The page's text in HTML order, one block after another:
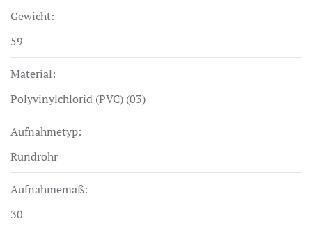
Gewicht:
59
Material:
Polyvinylchlorid (PVC) (03)
Aufnahmetyp:
Rundrohr
Aufnahmemaß:
30